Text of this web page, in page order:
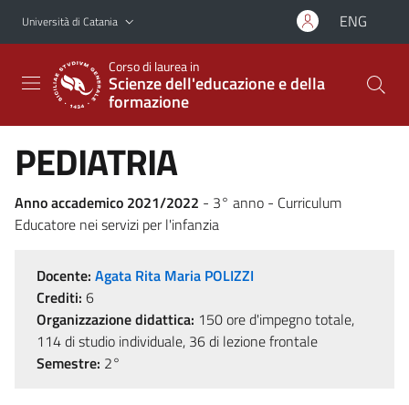
Vai al contenuto principale
Vai al menu di navigazione
Università di Catania ENG
Corso di laurea in
Scienze dell'educazione e della
formazione
PEDIATRIA
Anno accademico 2021/2022 - 3° anno - Curriculum
Educatore nei servizi per l'infanzia
Docente: Agata Rita Maria POLIZZI
Crediti: 6
Organizzazione didattica: 150 ore d'impegno totale,
114 di studio individuale, 36 di lezione frontale
Semestre: 2°